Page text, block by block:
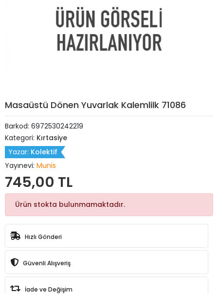
Masaüstü Dönen Yuvarlak Kalemlilk 71086
Barkod: 6972530242219
Kategori: Kırtasiye
Yazar: Kolektif
Yayınevi: Munis
745,00 TL
Ürün stokta bulunmamaktadır.
Hızlı Gönderi
Güvenli Alışveriş
İade ve Değişim